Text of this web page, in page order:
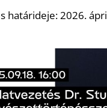
határideje: 2026.